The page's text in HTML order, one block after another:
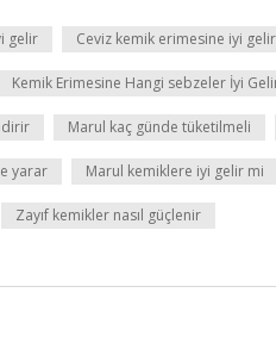
gelir Ceviz kemik erimesine iyi
Kemik Erimesine Hangi sebzeler İyi
Marul kaç günde tüketilmeli
yarar Marul kemiklere iyi gelir mi
Zayıf kemikler nasıl güçlenir